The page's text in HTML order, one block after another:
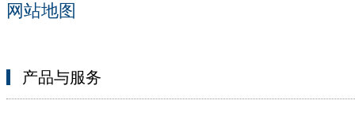
网站地图
产品与服务